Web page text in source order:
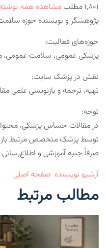
۱,۸۰۱ مطلب
مشاهده همه
پژوهشگر و نویسنده حوزه
حوزه‌های فعالیت:
پزشکی عمومی، سلامت عمومی،
نقش در پزشک سایت:
تهیه، ترجمه و بازنویسی علمی
توجه:
در مقالات حساس پزشکی،
توسط پزشک متخصص مرتبط
صرفاً جنبه آموزشی و اطلاع‌رسانی
آرشیو نویسنده صفحه اصلی
مطالب مرتبط